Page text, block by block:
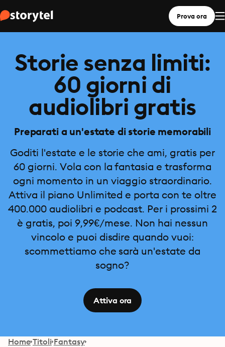
Prova ora
Storie senza limiti:
60 giorni di
audiolibri gratis
Preparati a un'estate di storie memorabili
Goditi l'estate e le storie che ami, gratis per
60 giorni. Vola con la fantasia e trasforma
ogni momento in un viaggio straordinario.
Attiva il piano Unlimited e porta con te oltre
400.000 audiolibri e podcast. Per i prossimi 2
è gratis, poi 9,99€/mese. Non hai nessun
vincolo e puoi disdire quando vuoi:
scommettiamo che sarà un'estate da
sogno?
Attiva ora
Home Titoli Fantasy